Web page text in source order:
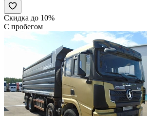
Скидка до 10%
С пробегом